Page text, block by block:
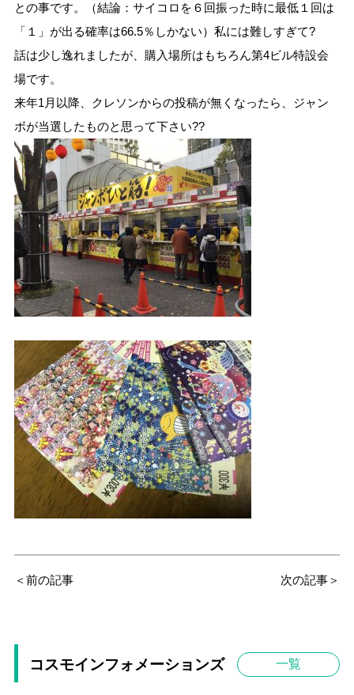
との事です。（結論：サイコロを６回振った時に最低１回は
「１」が出る確率は66.5％しかない）私には難しすぎて?
話は少し逸れましたが、購入場所はもちろん第4ビル特設会
場です。
来年1月以降、クレソンからの投稿が無くなったら、ジャン
ボが当選したものと思って下さい??
＜前の記事 次の記事＞
コスモインフォメーションズ 一覧